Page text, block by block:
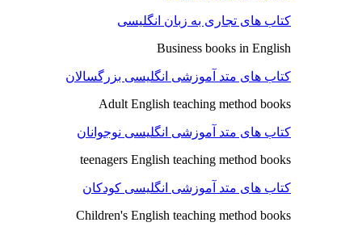
کتاب های تجاری به زبان انگلیسی
Business books in English
کتاب های متد آموزشی انگلیسی بزرگسالان
Adult English teaching method books
کتاب های متد آموزشی انگلیسی نوجوانان
teenagers English teaching method books
کتاب های متد آموزشی انگلیسی کودکان
Children's English teaching method books